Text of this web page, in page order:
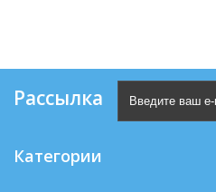
Рассылка
Категории